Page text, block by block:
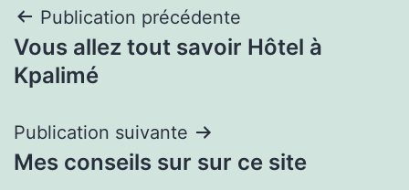
Navigation
de
Publication précédente
Vous allez tout savoir Hôtel à
Kpalimé
Publication suivante
Mes conseils sur sur ce site